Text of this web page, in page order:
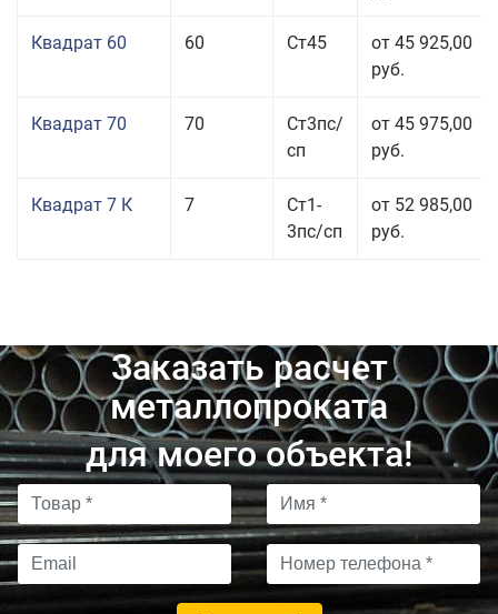
Квадрат 60 60 Ст45
от 45 925,00
руб.
Квадрат 70 70
Ст3пс/
сп
от 45 975,00
руб.
Квадрат 7 К 7
Ст1-
3пс/сп
от 52 985,00
руб.
Заказать расчет
металлопроката
для моего объекта!